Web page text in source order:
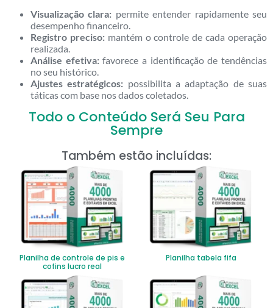
Visualização clara: permite entender rapidamente seu
desempenho financeiro.
Registro preciso:mantém o controle de cada operação
realizada.
Análise efetiva:favorece a identificação de tendências
no seu histórico.
Ajustes estratégicos: possibilita a adaptação de suas
táticas com base nos dados coletados.
Todo o Conteúdo Será Seu Para
Sempre
Também estão incluídas:
Planilha de controle de pis e
cofins lucro real
Planilha tabela fifa